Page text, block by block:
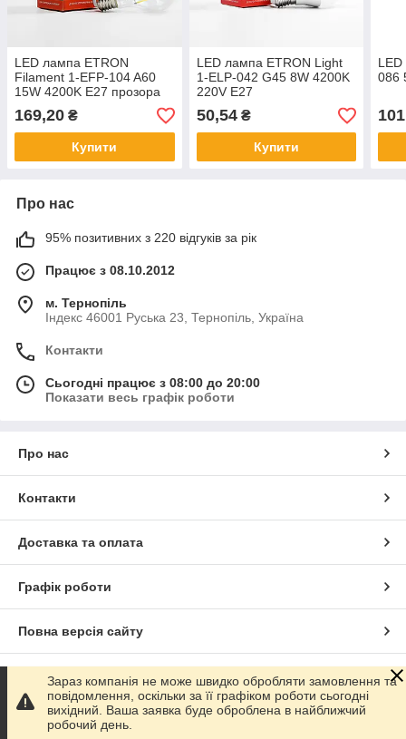
LED лампа ETRON
Filament 1-EFP-104 A60
15W 4200K E27 прозора
169,20 ₴
Купити
LED лампа ETRON Light
1-ELP-042 G45 8W 4200K
220V E27
50,54₴
Купити
086
Про нас
95% позитивних з 220 відгуків за рік
Працює з 08.10.2012
м. Тернопіль
Індекс 46001 Руська 23, Тернопіль, Україна
Контакти
Сьогодні працює з 08:00 до 20:00
Показати весь графік роботи
Про нас
Контакти
Доставка та оплата
Графік роботи
Повна версія сайту
Сайт створено на маркетплейсіProm.ua
Політика конфіденційності
Зараз компанія не може швидко обробляти замовлення та
повідомлення, оскільки за її графіком роботи сьогодні
вихідний. Ваша заявка буде оброблена в найближчий
робочий день.